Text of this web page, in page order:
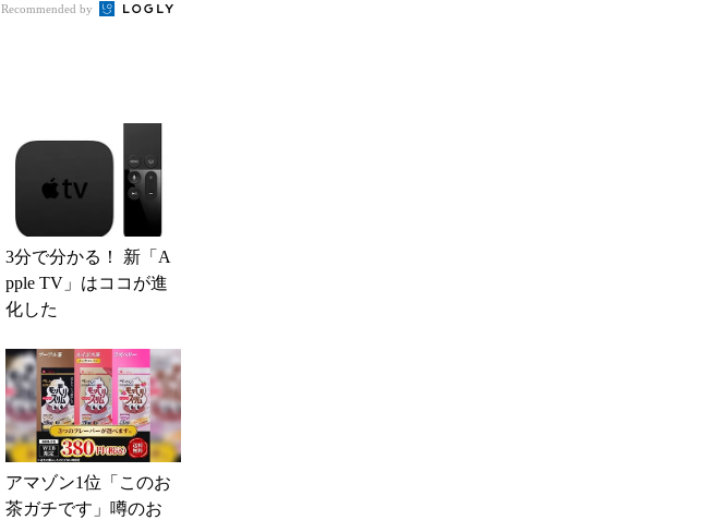
Recommended by
3分で分かる！ 新「A
pple TV」はココが進
化した
アマゾン1位「このお
茶ガチです」噂のお